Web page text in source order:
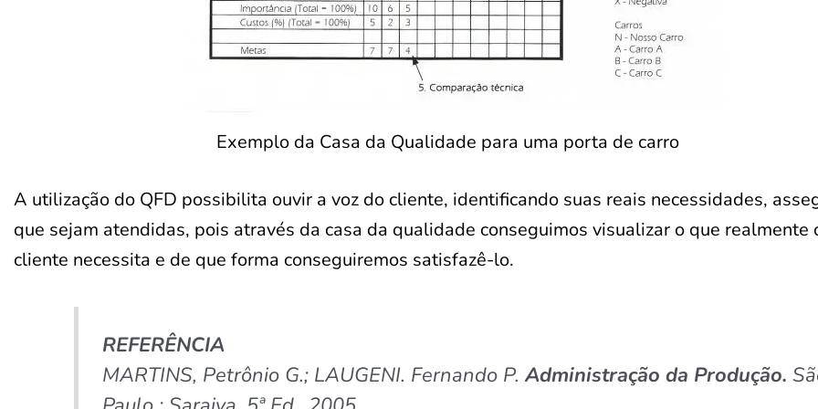
Exemplo da Casa da Qualidade para uma porta de carro
A utilização do QFD possibilita ouvir a voz do cliente, identificando suas reais necessidades,
que sejam atendidas, pois através da casa da qualidade conseguimos visualizar o que realmente
cliente necessita e de que forma conseguiremos satisfazê-lo.
REFERÊNCIA
MARTINS, Petrônio G.; LAUGENI. Fernando P.Administração da Produção.